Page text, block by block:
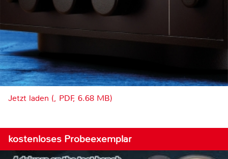
Jetzt laden (, PDF, 6.68 MB)
kostenloses Probeexemplar